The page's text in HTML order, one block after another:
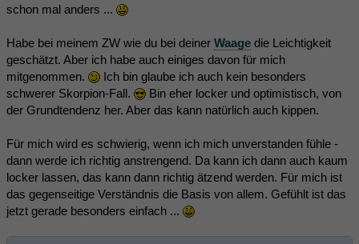
schon mal anders ...
Habe bei meinem ZW wie du bei deiner Waage die Leichtigkeit
geschätzt. Aber ich habe auch einiges davon für mich
mitgenommen.
Ich bin glaube ich auch kein besonders
schwerer Skorpion-Fall.
Bin eher locker und optimistisch, von
der Grundtendenz her. Aber das kann natürlich auch kippen.
Für mich wird es schwierig, wenn ich mich unverstanden fühle -
dann werde ich richtig anstrengend. Da kann ich dann auch kaum
locker lassen, das kann dann richtig ätzend werden. Für mich ist
das gegenseitige Verständnis die Basis von allem. Gefühlt ist das
jetzt gerade besonders einfach ...